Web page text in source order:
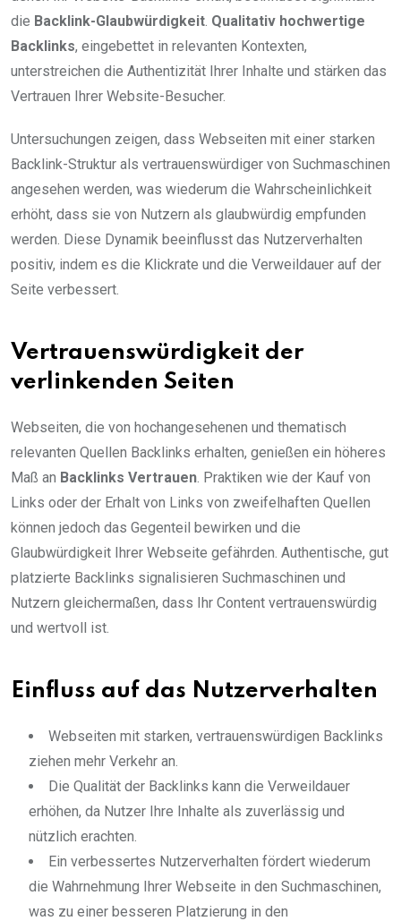
die Backlink-Glaubwürdigkeit Qualitativ hochwertige
Backlinks, eingebettet in relevanten Kontexten,
unterstreichen die Authentizität Ihrer Inhalte und stärken das
Vertrauen Ihrer Website-Besucher.
Untersuchungen zeigen, dass Webseiten mit einer starken
Backlink-Struktur als vertrauenswürdiger von Suchmaschinen
angesehen werden, was wiederum die Wahrscheinlichkeit
erhöht, dass sie von Nutzern als glaubwürdig empfunden
werden. Diese Dynamik beeinflusst das Nutzerverhalten
positiv, indem es die Klickrate und die Verweildauer auf der
Seite verbessert.
Vertrauenswürdigkeit der
verlinkenden Seiten
Webseiten, die von hochangesehenen und thematisch
relevanten Quellen Backlinks erhalten, genießen ein höheres
Maß an Backlinks Vertrauen . Praktiken wie der Kauf von
Links oder der Erhalt von Links von zweifelhaften Quellen
können jedoch das Gegenteil bewirken und die
Glaubwürdigkeit Ihrer Webseite gefährden. Authentische, gut
platzierte Backlinks signalisieren Suchmaschinen und
Nutzern gleichermaßen, dass Ihr Content vertrauenswürdig
und wertvoll ist.
Einfluss auf das Nutzerverhalten
Webseiten mit starken, vertrauenswürdigen Backlinks
ziehen mehr Verkehr an.
Die Qualität der Backlinks kann die Verweildauer
erhöhen, da Nutzer Ihre Inhalte als zuverlässig und
nützlich erachten.
Ein verbessertes Nutzerverhalten fördert wiederum
die Wahrnehmung Ihrer Webseite in den Suchmaschinen,
was zu einer besseren Platzierung in den